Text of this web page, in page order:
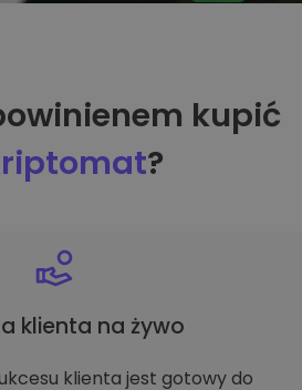
kupić
?
klienta na żywo
klienta jest gotowy do